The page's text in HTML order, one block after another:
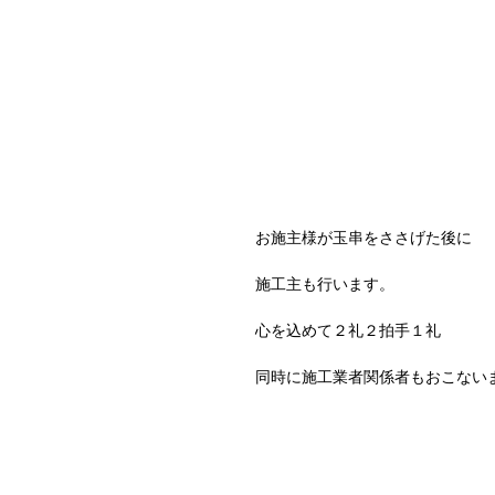
お施主様が玉串をささげた後に
施工主も行います。
心を込めて２礼２拍手１礼
同時に施工業者関係者もおこない